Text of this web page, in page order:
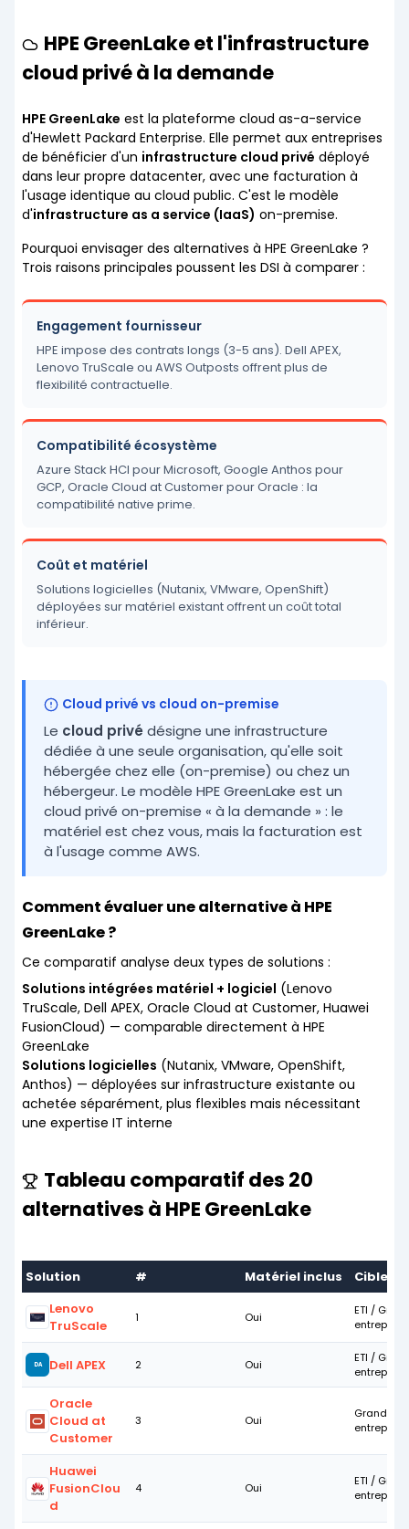
HPE GreenLake et l'infrastructure
cloud privé à la demande
HPE GreenLake est la plateforme cloud as-a-service
d'Hewlett Packard Enterprise. Elle permet aux entreprises
de bénéficier d'un infrastructure cloud privé déployé
dans leur propre datacenter, avec une facturation à
l'usage identique au cloud public. C'est le modèle
d'infrastructure as a service (IaaS) on-premise.
Pourquoi envisager des alternatives à HPE GreenLake ?
Trois raisons principales poussent les DSI à comparer :
Engagement fournisseur
HPE impose des contrats longs (3-5 ans). Dell APEX,
Lenovo TruScale ou AWS Outposts offrent plus de
flexibilité contractuelle.
Compatibilité écosystème
Azure Stack HCI pour Microsoft, Google Anthos pour
GCP, Oracle Cloud at Customer pour Oracle : la
compatibilité native prime.
Coût et matériel
Solutions logicielles (Nutanix, VMware, OpenShift)
déployées sur matériel existant offrent un coût total
inférieur.
Cloud privé vs cloud on-premise
Le cloud privé désigne une infrastructure
dédiée à une seule organisation, qu'elle soit
hébergée chez elle (on-premise) ou chez un
hébergeur. Le modèle HPE GreenLake est un
cloud privé on-premise « à la demande » : le
matériel est chez vous, mais la facturation est
à l'usage comme AWS.
Comment évaluer une alternative à HPE
GreenLake ?
Ce comparatif analyse deux types de solutions :
Solutions intégrées matériel + logiciel (Lenovo
TruScale, Dell APEX, Oracle Cloud at Customer, Huawei
FusionCloud) — comparable directement à HPE
GreenLake
Solutions logicielles (Nutanix, VMware, OpenShift,
Anthos) — déployées sur infrastructure existante ou
achetée séparément, plus flexibles mais nécessitant
une expertise IT interne
Tableau comparatif des 20
alternatives à HPE GreenLake
Solution # Matériel inclus
Cible
Lenovo
TruScale
1 Oui
ETI /
DA Dell APEX 2 Oui
ETI /
Oracle
Cloud at
Customer
3 Oui
Grandes
Huawei
FusionClou
d
4 Oui
ETI /